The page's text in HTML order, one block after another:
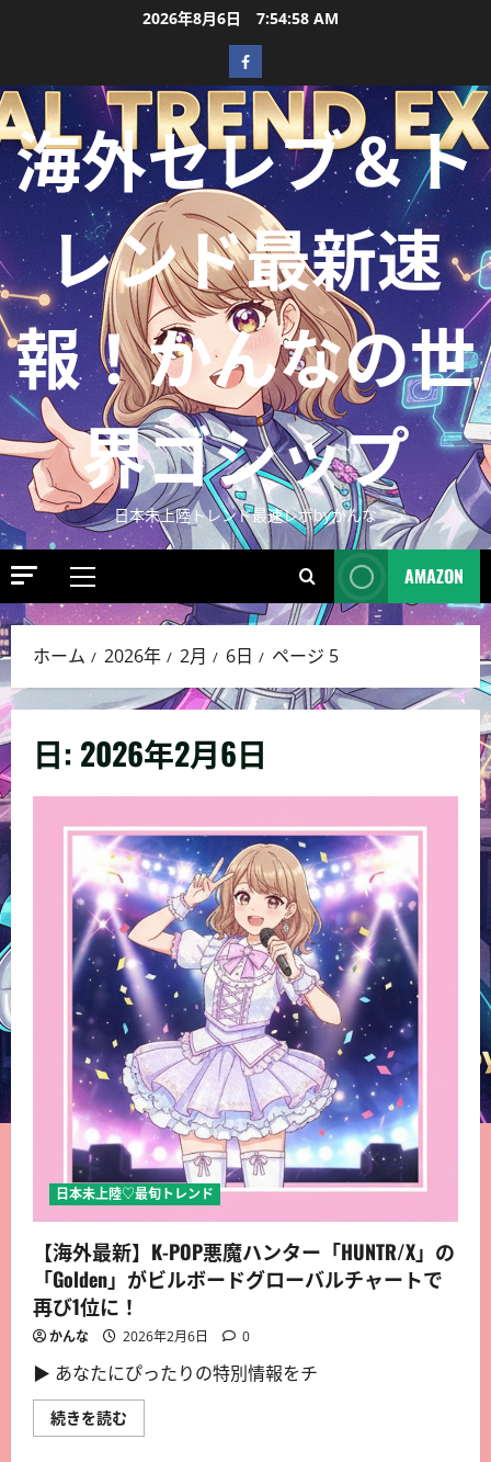
2026年8月6日 7:55:00 AM
海外セレブ＆ト
レンド最新速
報！かんなの世
界ゴシップ
日本未上陸トレンド最速レポbyかんな
AMAZON
ホーム 2026年 2月 6日 ページ 5
日: 2026年2月6日
日本未上陸♡最旬トレンド
【海外最新】K-POP悪魔ハンター「HUNTR/X」の
「Golden」がビルボードグローバルチャートで
再び1位に！
かんな 2026年2月6日 0
▶︎ あなたにぴったりの特別情報をチ
続きを読む